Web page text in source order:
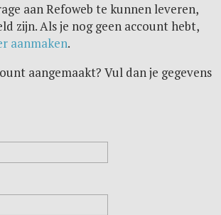
aan Refoweb te kunnen leveren,
zijn. Als je nog geen account hebt,
aanmaken.
aangemaakt? Vul dan je gegevens